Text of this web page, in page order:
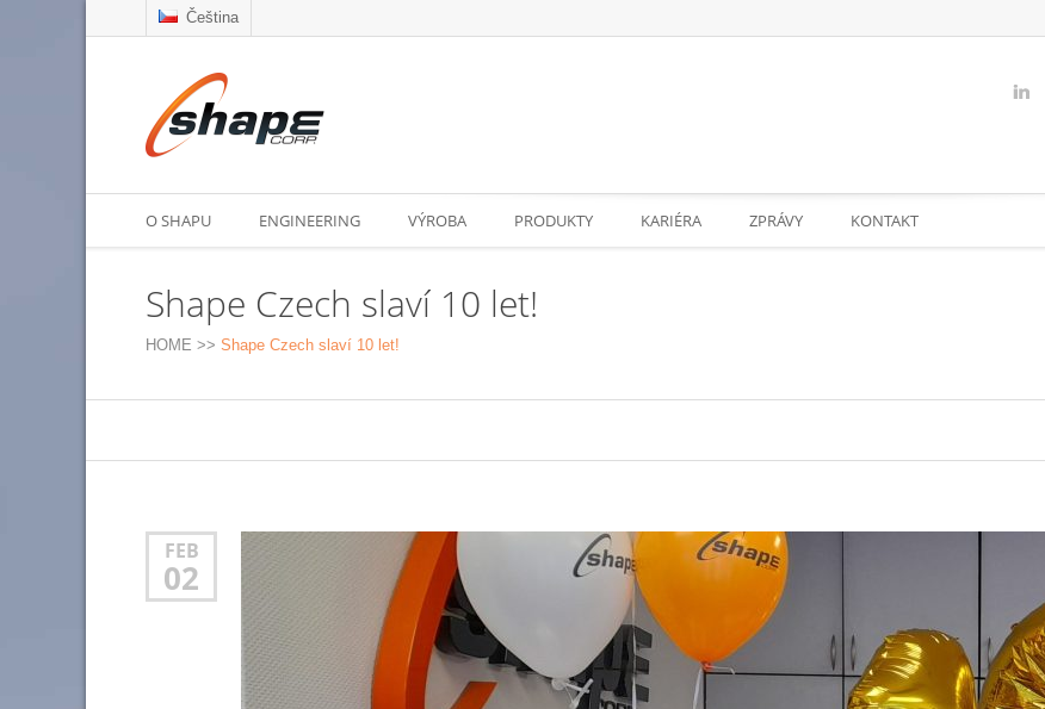
Čeština
O SHAPU ENGINEERING VÝROBA PRODUKTY KARIÉRA ZPRÁVY KONTAKT
Shape Czech slaví 10 let!
HOME >> Shape Czech slaví 10 let!
FEB
02